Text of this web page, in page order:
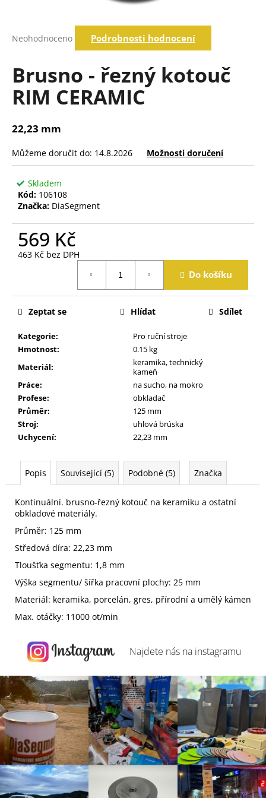
hodnocení
0,0
Neohodnoceno Podrobnosti hodnocení
Brusno - řezný kotouč
RIM CERAMIC
22,23 mm
Můžeme doručit do: 14.8.2026 Možnosti doručení
Skladem
Kód: 106108
Značka: DiaSegment
569 Kč
463 Kč bez DPH
Do košíku
Kategorie:
Pro ruční stroje
Hmotnost:
0.15 kg
Materiál:
keramika, technický
kameň
Práce:
na sucho, na mokro
Profese:
obkladač
Průměr:
125 mm
Stroj:
uhlová brúska
Uchycení: 22,23 mm
Zeptat se Hlídat Sdílet
Popis Související (5) Podobné (5) Značka
Kontinuální. brusno-řezný kotouč na keramiku a ostatní
obkladové materiály.
Průměr: 125 mm
Středová díra: 22,23 mm
Tloušťka segmentu: 1,8 mm
Výška segmentu/ šířka pracovní plochy: 25 mm
Materiál: keramika, porcelán, gres, přírodní a umělý kámen
Max. otáčky: 11000 ot/min
j
í
?
D
o
p
o
r
u
u
m
e
Najdete nás na instagramu